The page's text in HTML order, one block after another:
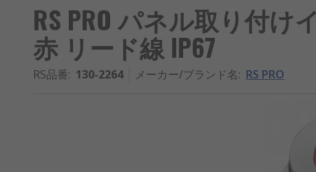
RS PRO パネル取り付け
赤 リード線 IP67
RS品番: 130-2264 メーカー/ブランド名: RS PRO